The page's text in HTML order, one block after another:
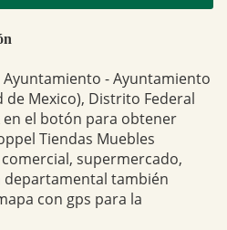
Ayuntamiento - Ayuntamiento
de Mexico), Distrito Federal
en el botón para obtener
Tiendas Muebles
supermercado,
también
con gps para la